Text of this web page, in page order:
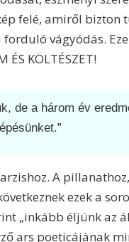
felé, amiről bizton
vágyódás.
KÖLTÉSZET!
de a három év
A
ezek a
„inkább éljünk az
ars poeticájának